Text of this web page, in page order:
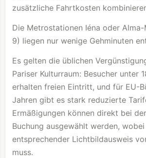
zusätzliche Fahrtkosten
Die Metrostationen Iéna oder
9) liegen nur wenige Gehminuten
Es gelten die üblichen
Pariser Kulturraum: Besucher unter
erhalten freien Eintritt, und für EU-
Jahren gibt es stark reduzierte
Ermäßigungen können direkt bei
Buchung ausgewählt werden,
entsprechender Lichtbildausweis
muss.